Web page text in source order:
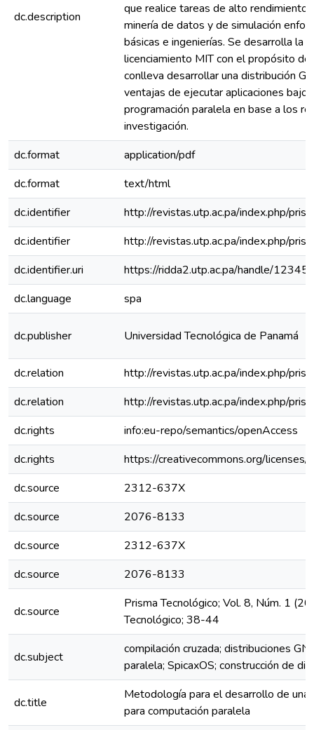
dc.description
que realice tareas de alto rendimiento
minería de datos y de simulación
básicas e ingenierías. Se desarrolla la
licenciamiento MIT con el propósito
conlleva desarrollar una distribución
ventajas de ejecutar aplicaciones bajo
programación paralela en base a los
investigación.
dc.format
application/pdf
dc.format
text/html
dc.identifier
http://revistas.utp.ac.pa/index.php/
dc.identifier
http://revistas.utp.ac.pa/index.php/
dc.identifier.uri
https://ridda2.utp.ac.pa/handle/
dc.language
spa
dc.publisher Universidad Tecnológica de Panamá
dc.relation
http://revistas.utp.ac.pa/index.php/
dc.relation
http://revistas.utp.ac.pa/index.php/
dc.rights
info:eu-repo/semantics/openAccess
dc.rights
https://creativecommons.org/
dc.source
2312-637X
dc.source
2076-8133
dc.source
2312-637X
dc.source
2076-8133
dc.source
Prisma Tecnológico; Vol. 8, Núm. 1
Tecnológico; 38-44
dc.subject
compilación cruzada; distribuciones
paralela; SpicaxOS; construcción de
dc.title
Metodología para el desarrollo de una
para computación paralela